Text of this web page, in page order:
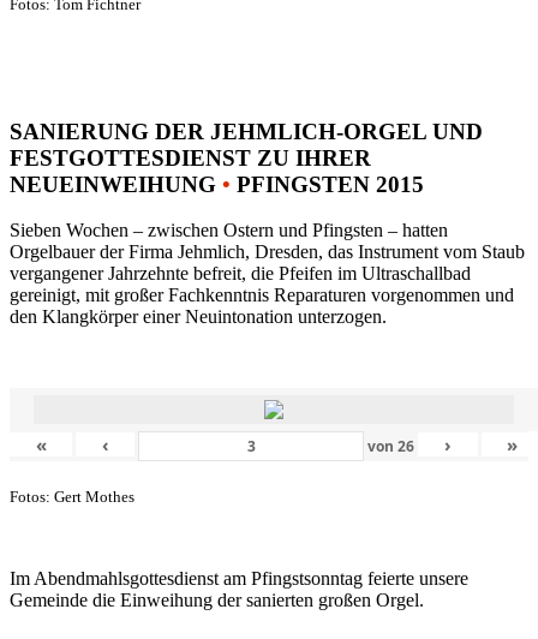
Fotos: Tom Fichtner
SANIERUNG DER JEHMLICH-ORGEL UND
FESTGOTTESDIENST ZU IHRER
NEUEINWEIHUNG • PFINGSTEN 2015
Sieben Wochen – zwischen Ostern und Pfingsten – hatten
Orgelbauer der Firma Jehmlich, Dresden, das Instrument vom Staub
vergangener Jahrzehnte befreit, die Pfeifen im Ultraschallbad
gereinigt, mit großer Fachkenntnis Reparaturen vorgenommen und
den Klangkörper einer Neuintonation unterzogen.
« ‹ von26 › »
Fotos: Gert Mothes
Im Abendmahlsgottesdienst am Pfingstsonntag feierte unsere
Gemeinde die Einweihung der sanierten großen Orgel.